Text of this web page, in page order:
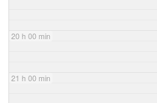
20 h 00 min
21 h 00 min